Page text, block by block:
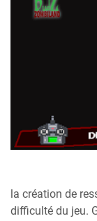
la création de
difficulté du jeu.